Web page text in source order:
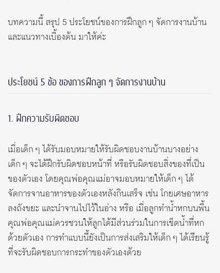
บทความนี้ สรุป 5 ประโยชน์ของการฝึกลูก ๆ จัดการงานบ้าน
และแนวทางเบื้องต้น มาให้ค่ะ
ประโยชน์ 5 ข้อ ของการฝึกลูก ๆ จัดการงานบ้าน
1. ฝึกความรับผิดชอบ
เมื่อเด็ก ๆ ได้รับมอบหมายให้รับผิดชอบงานบ้านบางอย่าง
เด็ก ๆ จะได้ฝึกรับผิดชอบหน้าที่ หรือรับผิดชอบสิ่งของที่เป็น
ของตัวเอง โดยคุณพ่อคุณแม่อาจมอบหมายให้เด็ก ๆ ได้
จัดการจานอาหารของตัวเองหลังกินเสร็จ เช่น โกยเศษอาหาร
ลงถังขยะ และนำจานไปไว้ในอ่าง หรือ เมื่อลูกทำน้ำหกบนพื้น
คุณพ่อคุณแม่ควรชวนให้ลูกได้มีส่วนร่วมในการเช็ดน้ำที่หก
ด้วยตัวเอง การทำแบบนี้ยังเป็นการส่งเสริมให้เด็ก ๆ ได้เรียนรู้
ที่จะรับผิดชอบการกระทำของตัวเองด้วย